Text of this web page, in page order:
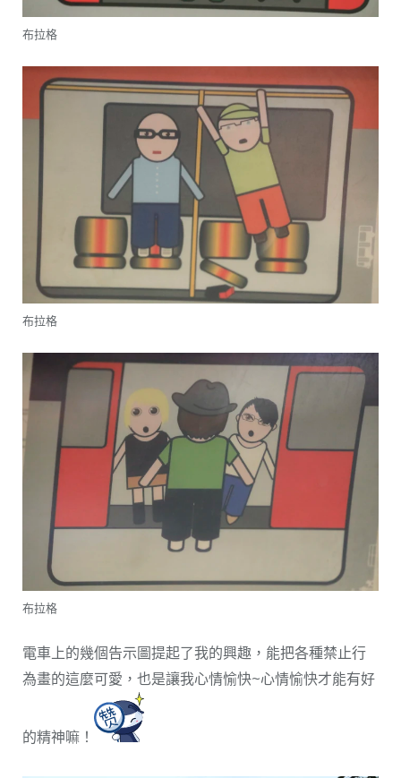
布拉格
布拉格
布拉格
電車上的幾個告示圖提起了我的興趣，能把各種禁止行
為畫的這麼可愛，也是讓我心情愉快~心情愉快才能有好
的精神嘛！